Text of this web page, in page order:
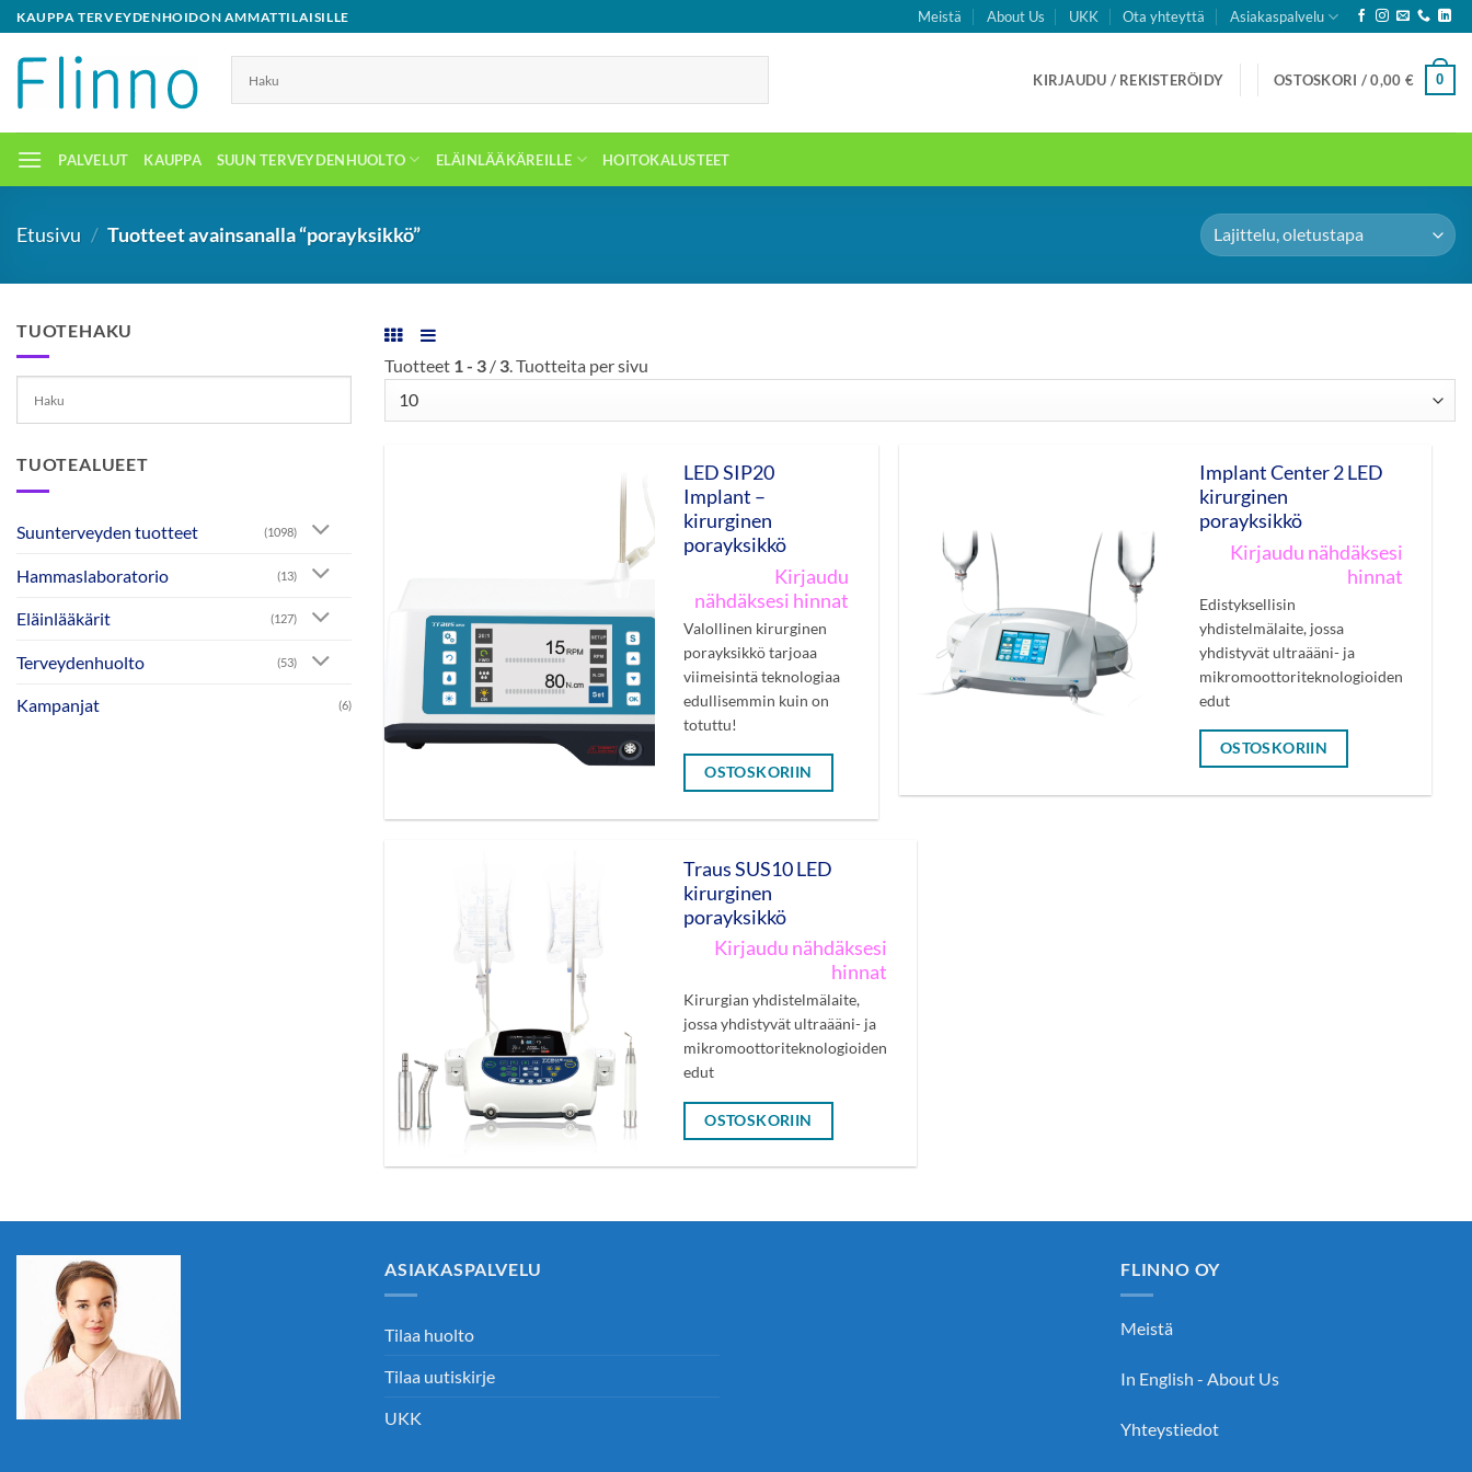
Skip
to
content
KAUPPA TERVEYDENHOIDON AMMATTILAISILLE Meistä About Us UKK Ota yhteyttä Asiakaspalvelu
KIRJAUDU / REKISTERÖIDY OSTOSKORI /0,00 € 0
PALVELUT KAUPPA SUUN TERVEYDENHUOLTO ELÄINLÄÄKÄREILLE HOITOKALUSTEET
Etusivu / Tuotteet avainsanalla “porayksikkö”
TUOTEHAKU
TUOTEALUEET
Suunterveyden tuotteet (1098)
Hammaslaboratorio (13)
Eläinlääkärit (127)
Terveydenhuolto (53)
Kampanjat (6)
Tuotteet 1 - 3 / 3. Tuotteita per sivu
LED SIP20
Implant –
kirurginen
porayksikkö
Kirjaudu
nähdäksesi hinnat
Valollinen kirurginen
porayksikkö tarjoaa
viimeisintä teknologiaa
edullisemmin kuin on
totuttu!
OSTOSKORIIN
Implant Center 2 LED
kirurginen
porayksikkö
Kirjaudu nähdäksesi
hinnat
Edistyksellisin
yhdistelmälaite, jossa
yhdistyvät ultraääni- ja
mikromoottoriteknologioiden
edut
OSTOSKORIIN
Traus SUS10 LED
kirurginen
porayksikkö
Kirjaudu nähdäksesi
hinnat
Kirurgian yhdistelmälaite,
jossa yhdistyvät ultraääni- ja
mikromoottoriteknologioiden
edut
OSTOSKORIIN
ASIAKASPALVELU
Tilaa huolto
Tilaa uutiskirje
UKK
FLINNO OY
Meistä
In English - About Us
Yhteystiedot